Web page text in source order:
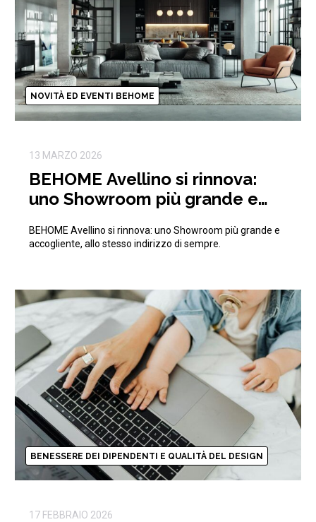
NOVITÀ ED EVENTI BEHOME
13 MARZO 2026
BEHOME Avellino si rinnova:
uno Showroom più grande e
indirizzo di sempre.
BEHOME Avellino si rinnova: uno Showroom più grande e
accogliente, allo stesso indirizzo di sempre.
BENESSERE DEI DIPENDENTI E QUALITÀ DEL DESIGN
17 FEBBRAIO 2026